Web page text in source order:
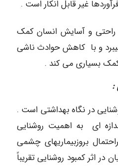
غیر قابل انکار است .
و آسایش انسان کمک
میبرد و با کاهش حوادث ناشی
کمک بسیاری می کند .
در نگاه بهداشتی است .
ای به اهمیت روشنایی
بروزبیماریهای چشمی
اثر کمبود روشنایی تقریباً